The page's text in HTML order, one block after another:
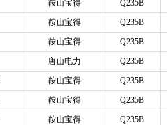
鞍山宝得
Q235B
鞍山宝得
Q235B
鞍山宝得
Q235B
唐山电力
Q235B
鞍山宝得
Q235B
鞍山宝得
Q235B
鞍山宝得
Q235B